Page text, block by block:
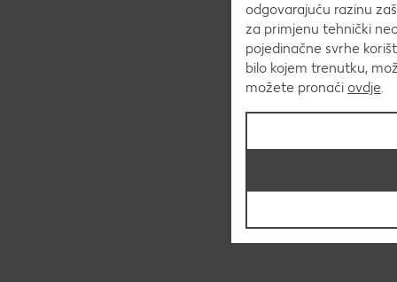
odgovarajuću razinu
za primjenu tehnički
pojedinačne svrhe
bilo kojem trenutku,
možete pronaći ovdje